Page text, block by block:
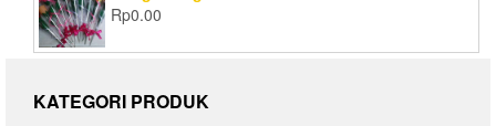
Rp0.00
KATEGORI PRODUK